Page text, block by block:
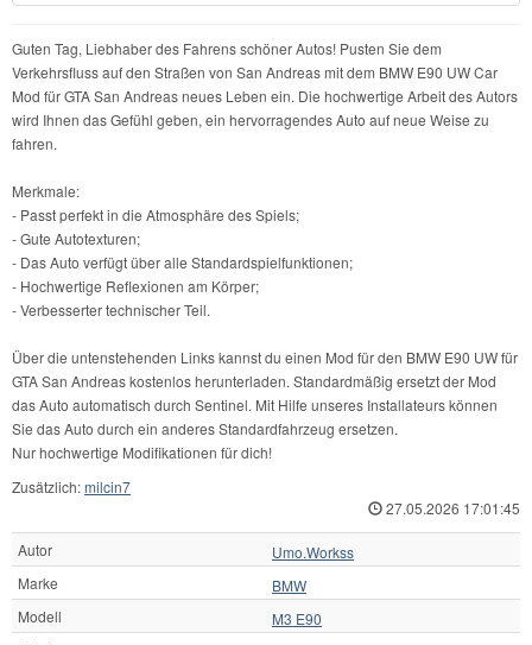
Guten Tag, Liebhaber des Fahrens schöner Autos! Pusten Sie dem
Verkehrsfluss auf den Straßen von San Andreas mit dem BMW E90 UW Car
Mod für GTA San Andreas neues Leben ein. Die hochwertige Arbeit des Autors
wird Ihnen das Gefühl geben, ein hervorragendes Auto auf neue Weise zu
fahren.
Merkmale:
- Passt perfekt in die Atmosphäre des Spiels;
- Gute Autotexturen;
- Das Auto verfügt über alle Standardspielfunktionen;
- Hochwertige Reflexionen am Körper;
- Verbesserter technischer Teil.
Über die untenstehenden Links kannst du einen Mod für den BMW E90 UW für
GTA San Andreas kostenlos herunterladen. Standardmäßig ersetzt der Mod
das Auto automatisch durch Sentinel. Mit Hilfe unseres Installateurs können
Sie das Auto durch ein anderes Standardfahrzeug ersetzen.
Nur hochwertige Modifikationen für dich!
Zusätzlich:milcin7
27.05.2026 17:01:45
Autor
Umo.Workss
Marke
BMW
Modell
M3 E90